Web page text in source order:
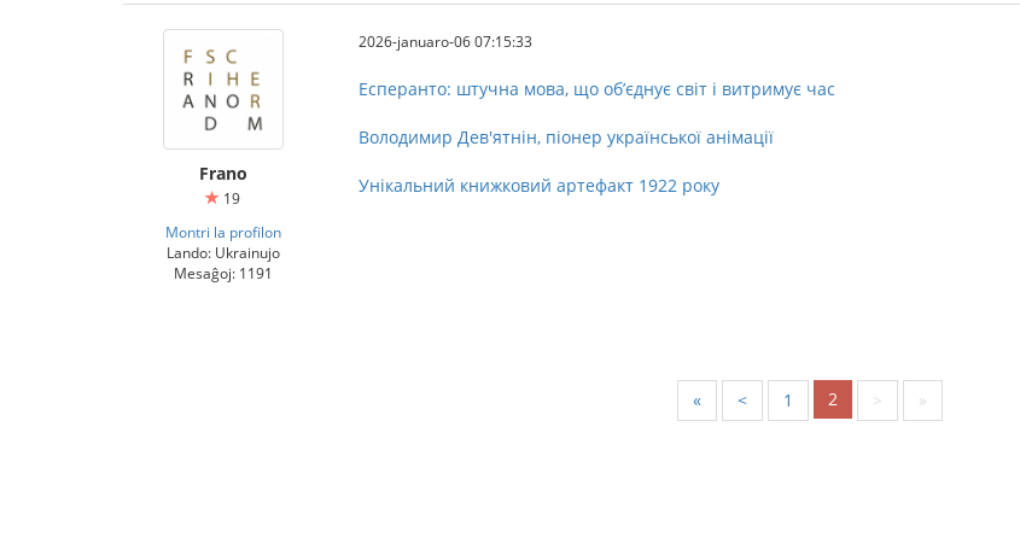
Frano
19
Montri la profilon
Lando: Ukrainujo
Mesaĝoj: 1191
2026-januaro-06 07:15:33
Есперанто: штучна мова, що об’єднує світ і витримує час
Володимир Дев'ятнін, піонер української анімації
Унікальний книжковий артефакт 1922 року
« < 1 2 > »